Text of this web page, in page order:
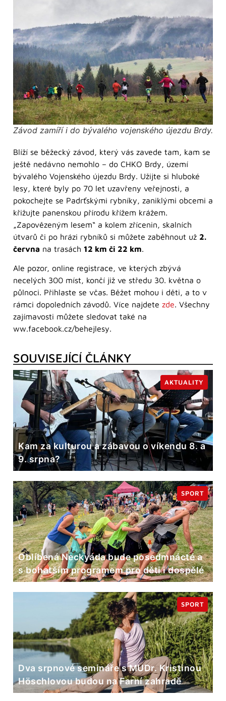
Závod zamíří i do bývalého vojenského újezdu Brdy.
Blíží se běžecký závod, který vás zavede tam, kam se
ještě nedávno nemohlo – do CHKO Brdy, území
bývalého Vojenského újezdu Brdy. Užijte si hluboké
lesy, které byly po 70 let uzavřeny veřejnosti, a
pokochejte se Padrťskými rybníky, zaniklými obcemi a
křižujte panenskou přírodu křížem krážem.
„Zapovězeným lesem“ a kolem zřícenin, skalních
útvarů či po hrázi rybníků si můžete zaběhnout už 2.
června na trasách 12 km či 22 km.
Ale pozor, online registrace, ve kterých zbývá
necelých 300 míst, končí již ve středu 30. května o
půlnoci. Přihlaste se včas. Běžet mohou i děti, a to v
rámci dopoledních závodů. Více najdete zde. Všechny
zajímavosti můžete sledovat také na
ww.facebook.cz/behejlesy.
SOUVISEJÍCÍ ČLÁNKY
Kam za kulturou a zábavou o víkendu 8. a
9. srpna?
AKTUALITY
Oblíbená Neckyáda bude posedmnácté a
s bohatším programem pro děti i dospělé
SPORT
Dva srpnové semináře s MUDr. Kristinou
Höschlovou budou na Farní zahradě
SPORT